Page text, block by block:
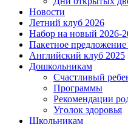
Новости
Летний клуб 2026
Набор на новый 2026-
Пакетное предложение
Английский клуб 2025
Дошкольникам
Счастливый
Программы
Рекомендации
Уголок здоровья
Школьникам